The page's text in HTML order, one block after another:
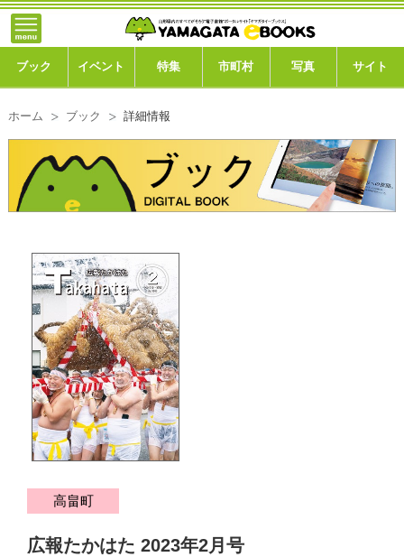
ブック イベント 特集 市町村 写真 サイト
ホーム ブック 詳細情報
高畠町
広報たかはた 2023年2月号
トップ
ブック
市町村
このサイトについて
運営会社
ご利用ガイド
よくある質問
サイトマップ
}; -->